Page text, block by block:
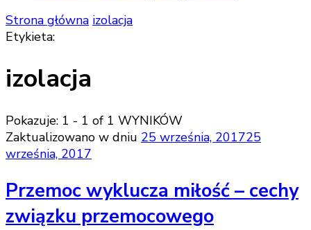
Strona główna izolacja
Etykieta:
izolacja
Pokazuje: 1 - 1 of 1 WYNIKÓW
Zaktualizowano w dniu 25 września, 201725
września, 2017
Przemoc wyklucza miłość – cechy
związku przemocowego